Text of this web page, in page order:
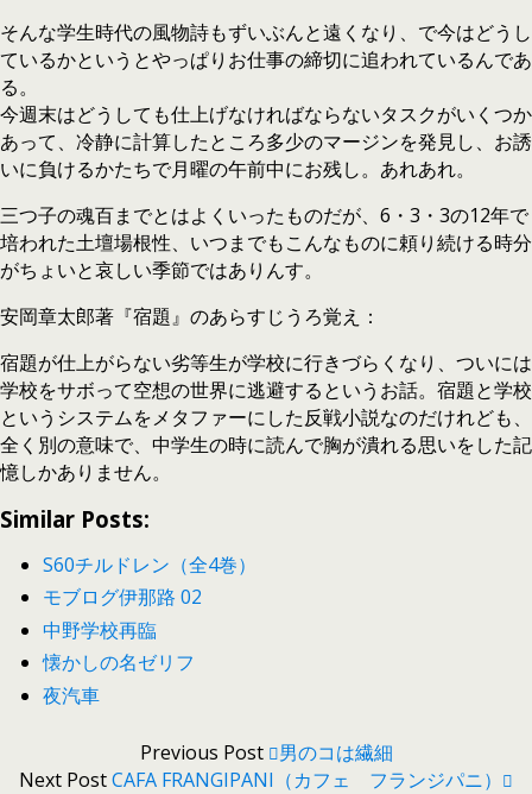
そんな学生時代の風物詩もずいぶんと遠くなり、で今はどうし
ているかというとやっぱりお仕事の締切に追われているんであ
る。
今週末はどうしても仕上げなければならないタスクがいくつか
あって、冷静に計算したところ多少のマージンを発見し、お誘
いに負けるかたちで月曜の午前中にお残し。あれあれ。
三つ子の魂百までとはよくいったものだが、6・3・3の12年で
培われた土壇場根性、いつまでもこんなものに頼り続ける時分
がちょいと哀しい季節ではありんす。
安岡章太郎著『宿題』のあらすじうろ覚え：
宿題が仕上がらない劣等生が学校に行きづらくなり、ついには
学校をサボって空想の世界に逃避するというお話。宿題と学校
というシステムをメタファーにした反戦小説なのだけれども、
全く別の意味で、中学生の時に読んで胸が潰れる思いをした記
憶しかありません。
Similar Posts:
S60チルドレン（全4巻）
モブログ伊那路 02
中野学校再臨
懐かしの名ゼリフ
夜汽車
Previous Post
男のコは繊細
Next PostCAFA FRANGIPANI（カフェ フランジパニ）